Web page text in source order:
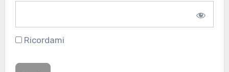
Ricordami